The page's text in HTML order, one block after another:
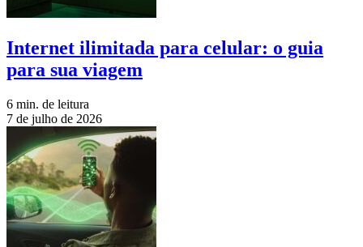
Internet ilimitada para celular: o guia
para sua viagem
6 min. de leitura
7 de julho de 2026